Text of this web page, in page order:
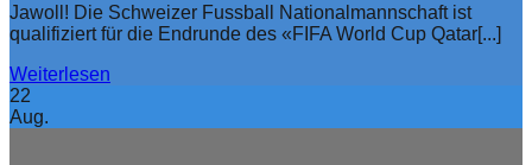
Jawoll! Die Schweizer Fussball Nationalmannschaft ist
qualifiziert für die Endrunde des «FIFA World Cup Qatar[...]
Weiterlesen
22
Aug.